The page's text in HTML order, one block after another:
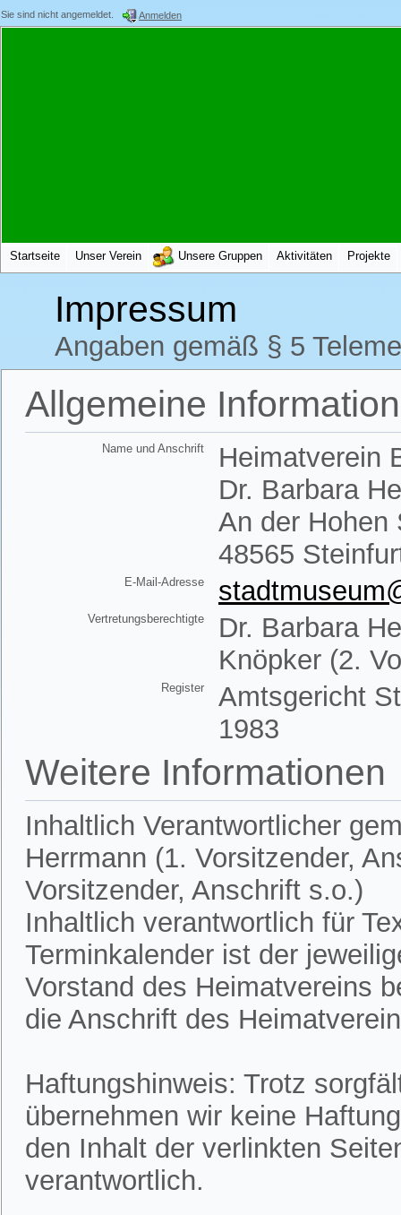
Sie sind nicht angemeldet. Anmelden
Startseite Unser Verein Unsere Gruppen Aktivitäten Projekte
Impressum
Angaben gemäß § 5
Allgemeine
Name und Anschrift
Heimatverein
Dr. Barbara
An der Hohen
48565
E-Mail-Adresse
Vertretungsberechtigte
Dr. Barbara
Knöpker (2.
Register
Amtsgericht
1983
Weitere Informationen
Inhaltlich Verantwortlicher
Herrmann (1. Vorsitzender,
Vorsitzender, Anschrift s.o.)
Inhaltlich verantwortlich für
Terminkalender ist der
Vorstand des Heimatvereins
die Anschrift des
Haftungshinweis: Trotz
übernehmen wir keine
den Inhalt der verlinkten
verantwortlich.